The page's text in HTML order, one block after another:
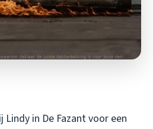
in De Fazant voor een